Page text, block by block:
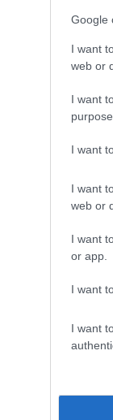
Google
I want
web or
I want
I want
I want
web or
I want
or app.
I want
I want
olvadnak el,
,